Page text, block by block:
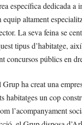
específica dedicada a
equip altament
La seva feina se
tipus d’habitatge,
concursos públics en
ha creat una
habitatges un cop
l’acompanyament